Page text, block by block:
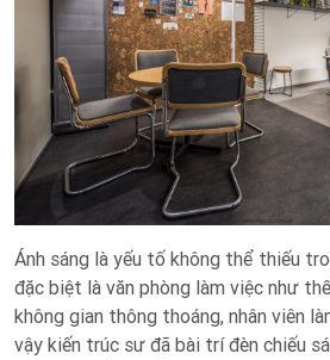
Ánh sáng là yếu tố không thể thiếu
đặc biệt là văn phòng làm việc như
không gian thông thoáng, nhân viên
vậy kiến trúc sư đã bài trí đèn chiếu